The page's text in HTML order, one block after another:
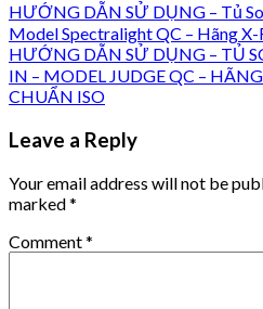
HƯỚNG DẪN SỬ DỤNG – Tủ
Model Spectralight QC – Hãng X-
HƯỚNG DẪN SỬ DỤNG – TỦ
IN – MODEL JUDGE QC –
CHUẨN ISO
Leave a Reply
Your email address will not be
marked*
Comment*